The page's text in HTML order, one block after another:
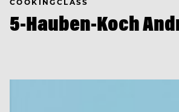
COOKINGCLASS
5-Hauben-Koch